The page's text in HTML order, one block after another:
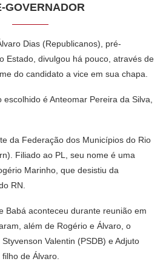
GOVERNADOR
Dias (Republicanos), pré-
Estado, divulgou há pouco, através de
do candidato a vice em sua chapa.
escolhido é Anteomar Pereira da Silva,
da Federação dos Municípios do Rio
Filiado ao PL, seu nome é uma
Marinho, que desistiu da
RN.
Babá aconteceu durante reunião em
além de Rogério e Álvaro, o
Valentin (PSDB) e Adjuto
de Álvaro.